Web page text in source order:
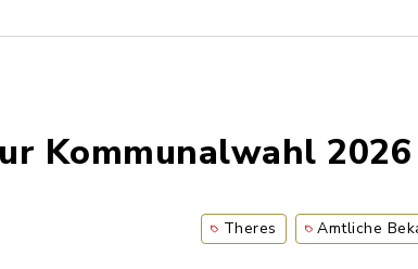
Kommunalwahl 2026
Theres Amtliche